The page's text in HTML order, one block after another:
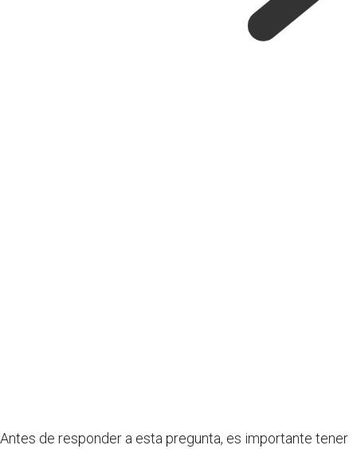
Antes de responder a esta pregunta, es importante tener